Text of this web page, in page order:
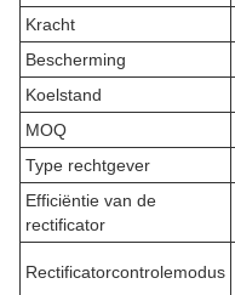
Kracht
Bescherming
Koelstand
MOQ
Type rechtgever
Efficiëntie van de
rectificator
Rectificatorcontrolemodus